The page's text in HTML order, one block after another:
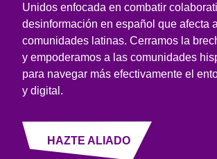
Unidos enfocada en combatir
desinformación en español que afecta
comunidades latinas. Cerramos la
y empoderamos a las comunidades
para navegar más efectivamente el
y digital.
HAZTE ALIADO